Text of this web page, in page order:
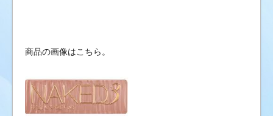
商品の画像はこちら。